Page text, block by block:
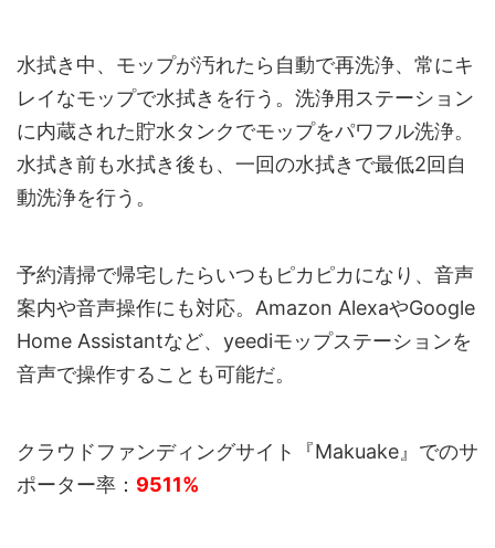
水拭き中、モップが汚れたら自動で再洗浄、常にキ
レイなモップで水拭きを行う。洗浄用ステーション
に内蔵された貯水タンクでモップをパワフル洗浄。
水拭き前も水拭き後も、一回の水拭きで最低2回自
動洗浄を行う。
予約清掃で帰宅したらいつもピカピカになり、音声
案内や音声操作にも対応。Amazon AlexaやGoogle
Home Assistantなど、yeediモップステーションを
音声で操作することも可能だ。
クラウドファンディングサイト『Makuake』でのサ
ポーター率： 9511%